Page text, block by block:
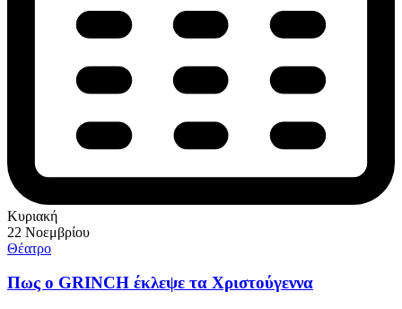
Κυριακή
22 Νοεμβρίου
Θέατρο
Πως ο GRINCH έκλεψε τα Χριστούγεννα